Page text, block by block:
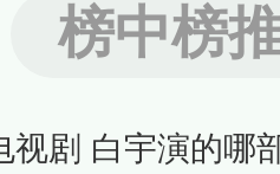
榜中榜
视剧 白宇演的哪